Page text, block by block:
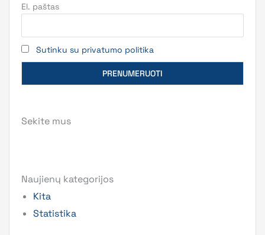
El. paštas
Sutinku su privatumo politika
Sekite mus
Naujienų kategorijos
Kita
Statistika